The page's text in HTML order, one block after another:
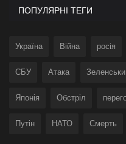
ПОПУЛЯРНІ ТЕГИ
Україна Війна росія
СБУ Атака
Японія Обстріл
Путін НАТО Смерть